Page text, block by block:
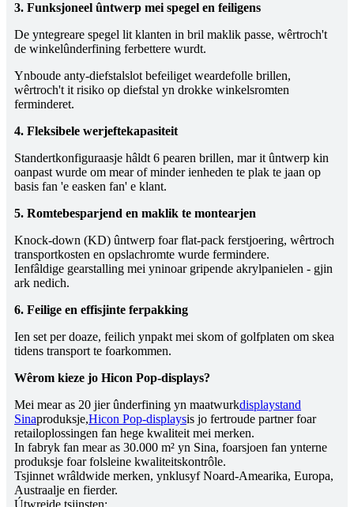
3. Funksjoneel ûntwerp mei spegel en feiligens
De yntegreare spegel lit klanten in bril maklik passe, wêrtroch't
de winkelûnderfining ferbettere wurdt.
Ynboude anty-diefstalslot befeiliget weardefolle brillen,
wêrtroch't it risiko op diefstal yn drokke winkelsromten
ferminderet.
4. Fleksibele werjeftekapasiteit
Standertkonfiguraasje hâldt 6 pearen brillen, mar it ûntwerp kin
oanpast wurde om mear of minder ienheden te plak te jaan op
basis fan 'e easken fan' e klant.
5. Romtebesparjend en maklik te montearjen
Knock-down (KD) ûntwerp foar flat-pack ferstjoering, wêrtroch
transportkosten en opslachromte wurde fermindere.
Ienfâldige gearstalling mei yninoar gripende akrylpanielen - gjin
ark nedich.
6. Feilige en effisjinte ferpakking
Ien set per doaze, feilich ynpakt mei skom of golfplaten om skea
tidens transport te foarkommen.
Wêrom kieze jo Hicon Pop-displays?
Mei mear as 20 jier ûnderfining yn maatwurkdisplaystand
Sinaproduksje,Hicon Pop-displaysis jo fertroude partner foar
retailoplossingen fan hege kwaliteit mei merken.
In fabryk fan mear as 30.000 m² yn Sina, foarsjoen fan ynterne
produksje foar folsleine kwaliteitskontrôle.
Tsjinnet wrâldwide merken, ynklusyf Noard-Amearika, Europa,
Austraalje en fierder.